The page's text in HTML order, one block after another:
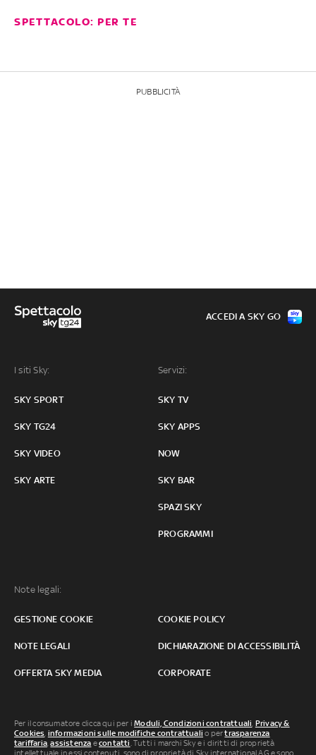
SPETTACOLO: PER TE
PUBBLICITÀ
I siti Sky:
SKY SPORT
SKY TG24
SKY VIDEO
SKY ARTE
Servizi:
SKY TV
SKY APPS
NOW
SKY BAR
SPAZI SKY
PROGRAMMI
Note legali:
GESTIONE COOKIE COOKIE POLICY
NOTE LEGALI DICHIARAZIONE DI ACCESSIBILITÀ
OFFERTA SKY MEDIA CORPORATE
ACCEDI A SKY GO
Per il consumatore clicca qui per iModuli, Condizioni contrattuali Privacy &
Cookies informazioni sulle modifiche contrattuali o pertrasparenza
tariffaria ,assistenza econtatti . Tutti i marchi Sky e i diritti di proprietà
intellettuale in essi contenuti, sono di proprietà di Sky international AG e sono